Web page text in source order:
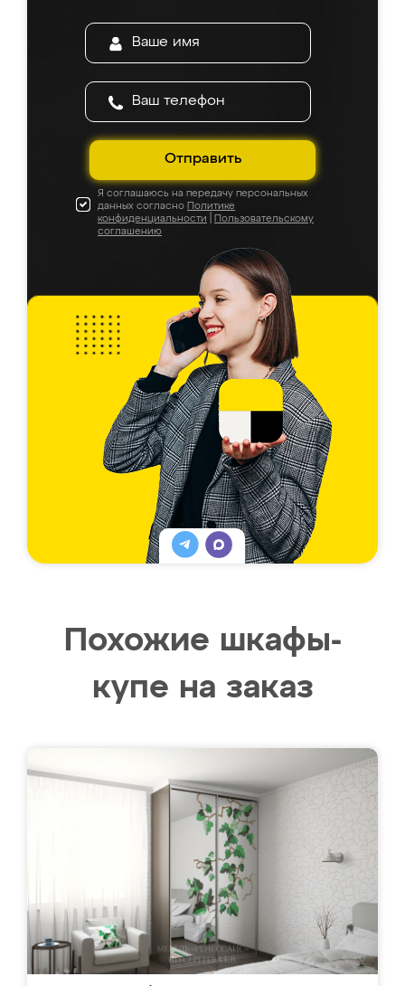
Отправить
Я соглашаюсь на передачу персональных
данных согласно Политике
конфиденциальности
Пользовательскому
соглашению
Похожие шкафы-
купе на заказ